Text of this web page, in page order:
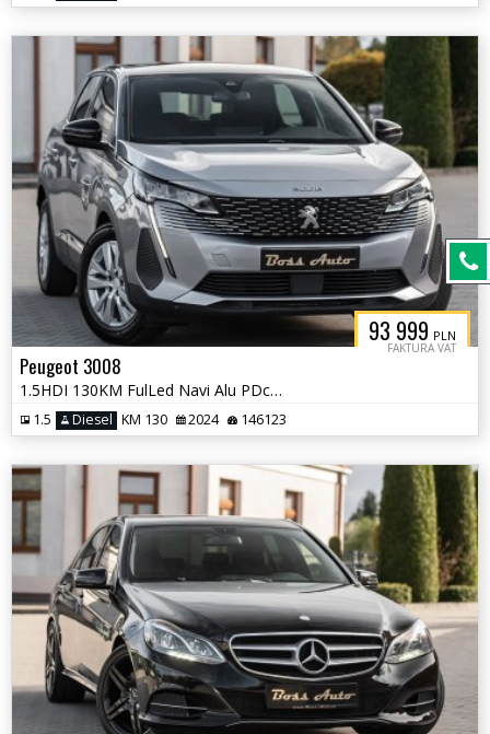
93 999 PLN
FAKTURA VAT
Peugeot 3008
1.5HDI 130KM FulLed Navi Alu PDc Serwis Vat 23%
1.5 Diesel KM 130 2024 146123